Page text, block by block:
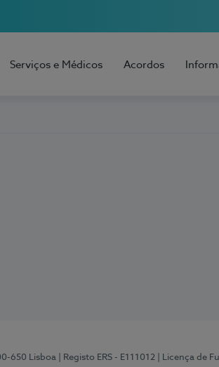
Serviços e Médicos Acordos
650 Lisboa | Registo ERS - E111012 | Licença de